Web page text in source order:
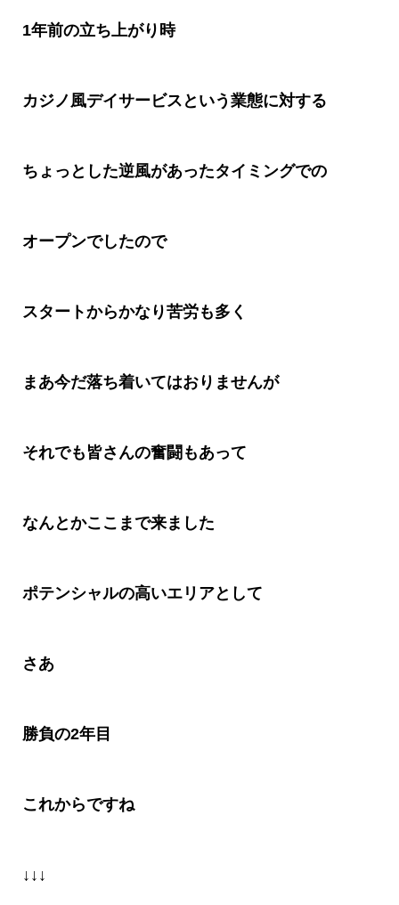
1年前の立ち上がり時
カジノ風デイサービスという業態に対する
ちょっとした逆風があったタイミングでの
オープンでしたので
スタートからかなり苦労も多く
まあ今だ落ち着いてはおりませんが
それでも皆さんの奮闘もあって
なんとかここまで来ました
ポテンシャルの高いエリアとして
さあ
勝負の2年目
これからですね
↓↓↓